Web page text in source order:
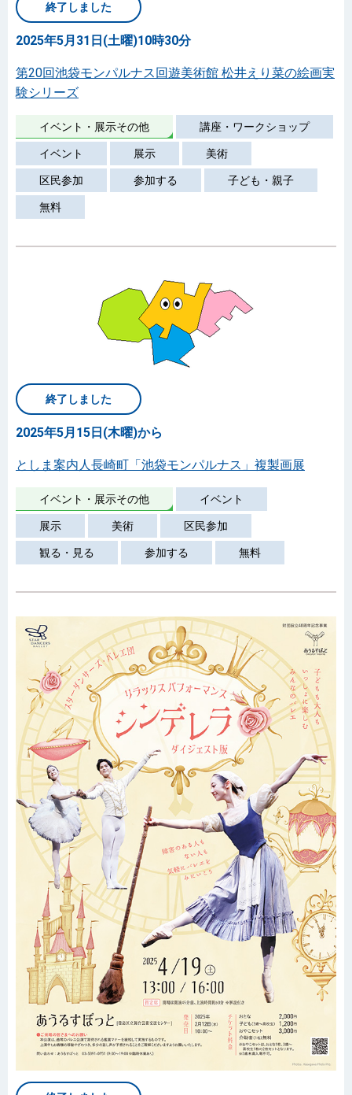
終了しました
2025年5月31日(土曜)10時30分
第20回池袋モンパルナス回遊美術館 松井えり菜の絵画実
験シリーズ
イベント・展示その他 講座・ワークショップ
イベント 展示 美術
区民参加 参加する 子ども・親子
無料
終了しました
2025年5月15日(木曜)から
としま案内人長崎町「池袋モンパルナス」複製画展
イベント・展示その他 イベント
展示 美術 区民参加
観る・見る 参加する 無料